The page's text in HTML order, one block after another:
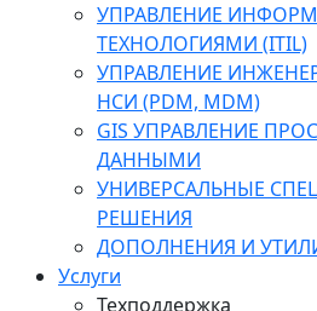
УПРАВЛЕНИЕ
ТЕХНОЛОГИЯМИ (ITIL)
УПРАВЛЕНИЕ
НСИ (PDM, MDM)
GIS УПРАВЛЕНИЕ
ДАННЫМИ
УНИВЕРСАЛЬНЫЕ
РЕШЕНИЯ
ДОПОЛНЕНИЯ И
Услуги
Техподдержка